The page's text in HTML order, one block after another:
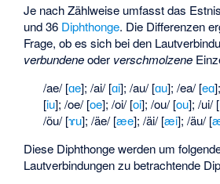
Je nach Zählweise umfasst das
und 36 Diphthonge. Die Differenzen
Frage, ob es sich bei den
verbundeneoder verschmolzene
/ae/ [ɑe]; /ai/ [ɑi]; /au/ [ɑu]; /ea/ [eɑ
[iu]; /oe/ [oe]; /oi/ [oi]; /ou/ [ou]; /ui/ [
/õu/ [ɤu]; /äe/ [æe]; /äi/ [æi]; /äu/ [
Diese Diphthonge werden um
Lautverbindungen zu betrachtende